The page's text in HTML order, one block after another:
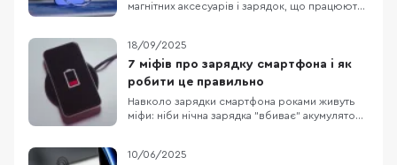
магнітних аксесуарів і зарядок, що працюють
iPhone, але базується на публічному стандарті:
Qi2 гарантує сумісність між різними
виробниками. Для флагманів Google це
означає “клац”-фі
18/09/2025
7 міфів про зарядку смартфона і як
робити це правильно
Навколо зарядки смартфона роками живуть
міфи: ніби нічна зарядка "вбиває" акумулятор,
Насправді літій-іонні батареї та сучасні
10/06/2025